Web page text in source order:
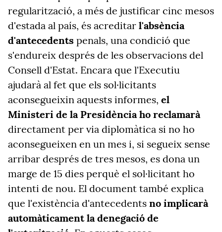
regularització, a més de justificar cinc mesos
d'estada al país, és acreditar l'absència
d'antecedents penals, una condició que
s'endureix després de les observacions del
Consell d'Estat. Encara que l'Executiu
ajudarà al fet que els sol·licitants
aconsegueixin aquests informes, el
Ministeri de la Presidència ho reclamarà
directament per via diplomàtica si no ho
aconsegueixen en un mes i, si segueix sense
arribar després de tres mesos, es dona un
marge de 15 dies perquè el sol·licitant ho
intenti de nou. El document també explica
que l'existència d'antecedents no implicarà
automàticament la denegació de